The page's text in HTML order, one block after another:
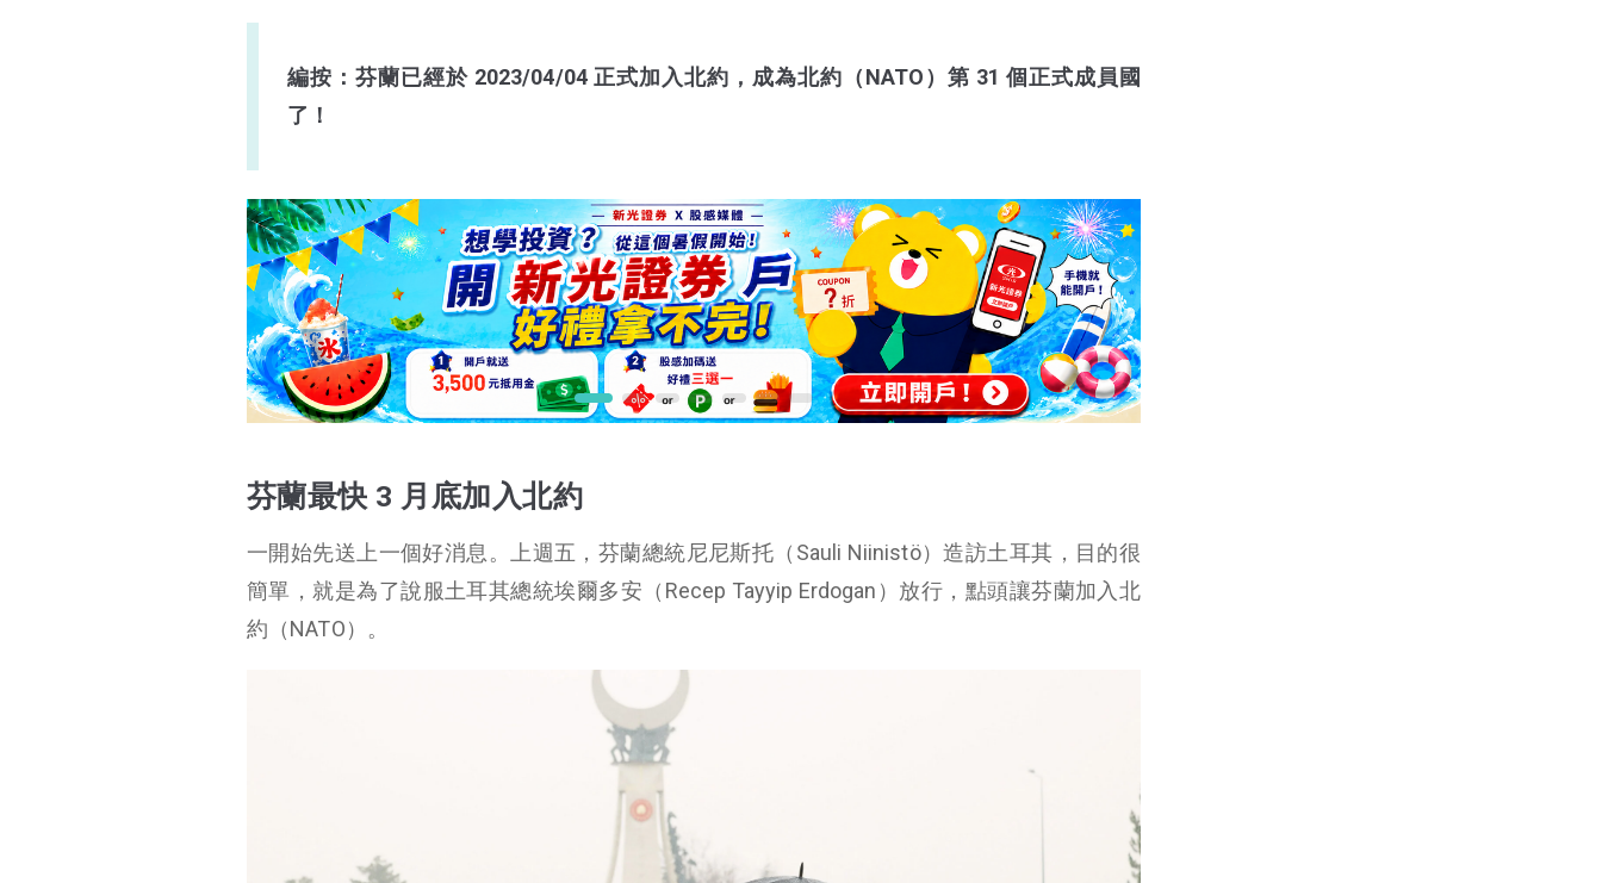
編按：芬蘭已經於 2023/04/04 正式加入北約，成為北約（NATO）第 31 個正式成員國
了！
芬蘭最快 3 月底加入北約
一開始先送上一個好消息。上週五，芬蘭總統尼尼斯托（Sauli Niinistö）造訪土耳其，目的很
簡單，就是為了說服土耳其總統埃爾多安（Recep Tayyip Erdogan）放行，點頭讓芬蘭加入北
約（NATO）。